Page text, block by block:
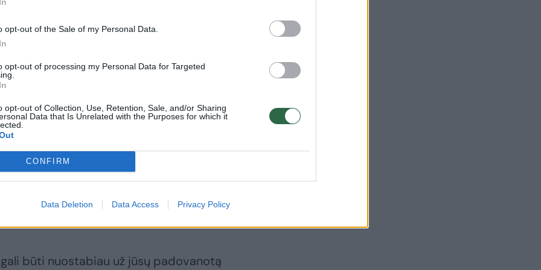
opt-out of the Sale of my Personal Data.
opt-out of processing my Personal Data for Targeted
opt-out of Collection, Use, Retention, Sale, and/or Sharing
Data that Is Unrelated with the Purposes for which it
CONFIRM
Data Deletion Data Access Privacy Policy
savitą jų bendrų naujų namų
pasitiks subtiliai atsiskleisdamas
rinkinys.
Mirganti žvakės šviesa ir namus
tylų ritualo pojūtį – paverčiant
ir jaukiai prabangiomis.
agarmedis (oud) ir pačiuliai kuria
Tai aromatinės kompozicijos,
esmę: trapios, bet ilgaamžės.
būti nuostabiau už jūsų padovanotą